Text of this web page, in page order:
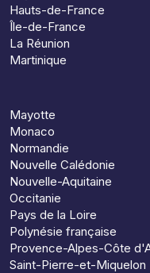
Hauts-de-France
Île-de-France
La Réunion
Martinique
Mayotte
Monaco
Normandie
Nouvelle Calédonie
Nouvelle-Aquitaine
Occitanie
Pays de la Loire
Polynésie française
Provence-Alpes-Côte
Saint-Pierre-et-Miquelon